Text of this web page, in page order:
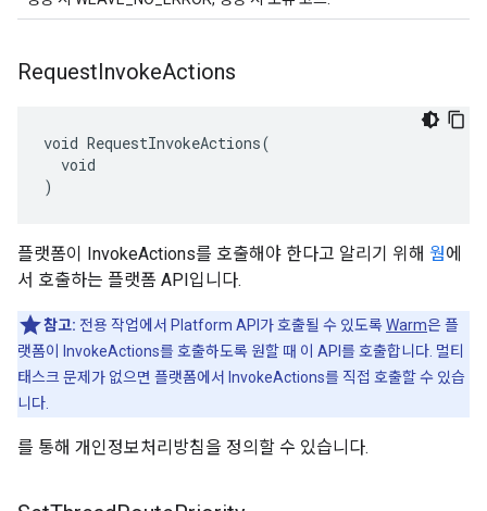
RequestInvokeActions
void RequestInvokeActions(
  void
)
플랫폼이 InvokeActions를 호출해야 한다고 알리기 위해 웜에
서 호출하는 플랫폼 API입니다.
참고: 전용 작업에서 Platform API가 호출될 수 있도록 Warm은 플
랫폼이 InvokeActions를 호출하도록 원할 때 이 API를 호출합니다. 멀티
태스크 문제가 없으면 플랫폼에서 InvokeActions를 직접 호출할 수 있습
니다.
를 통해 개인정보처리방침을 정의할 수 있습니다.